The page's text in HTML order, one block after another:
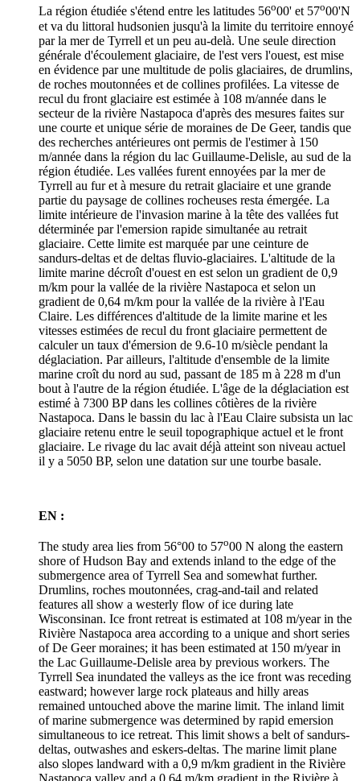
La région étudiée s'étend entre les latitudes 56o00' et 57o00'N
et va du littoral hudsonien jusqu'à la limite du territoire ennoyé
par la mer de Tyrrell et un peu au-delà. Une seule direction
générale d'écoulement glaciaire, de l'est vers l'ouest, est mise
en évidence par une multitude de polis glaciaires, de drumlins,
de roches moutonnées et de collines profilées. La vitesse de
recul du front glaciaire est estimée à 108 m/année dans le
secteur de la rivière Nastapoca d'après des mesures faites sur
une courte et unique série de moraines de De Geer, tandis que
des recherches antérieures ont permis de l'estimer à 150
m/année dans la région du lac Guillaume-Delisle, au sud de la
région étudiée. Les vallées furent ennoyées par la mer de
Tyrrell au fur et à mesure du retrait glaciaire et une grande
partie du paysage de collines rocheuses resta émergée. La
limite intérieure de l'invasion marine à la tête des vallées fut
déterminée par l'emersion rapide simultanée au retrait
glaciaire. Cette limite est marquée par une ceinture de
sandurs-deltas et de deltas fluvio-glaciaires. L'altitude de la
limite marine décroît d'ouest en est selon un gradient de 0,9
m/km pour la vallée de la rivière Nastapoca et selon un
gradient de 0,64 m/km pour la vallée de la rivière à l'Eau
Claire. Les différences d'altitude de la limite marine et les
vitesses estimées de recul du front glaciaire permettent de
calculer un taux d'émersion de 9.6-10 m/siècle pendant la
déglaciation. Par ailleurs, l'altitude d'ensemble de la limite
marine croît du nord au sud, passant de 185 m à 228 m d'un
bout à l'autre de la région étudiée. L'âge de la déglaciation est
estimé à 7300 BP dans les collines côtières de la rivière
Nastapoca. Dans le bassin du lac à l'Eau Claire subsista un lac
glaciaire retenu entre le seuil topographique actuel et le front
glaciaire. Le rivage du lac avait déjà atteint son niveau actuel
il y a 5050 BP, selon une datation sur une tourbe basale.
EN :
The study area lies from 56°00 to 57o00 N along the eastern
shore of Hudson Bay and extends inland to the edge of the
submergence area of Tyrrell Sea and somewhat further.
Drumlins, roches moutonnées, crag-and-tail and related
features all show a westerly flow of ice during late
Wisconsinan. Ice front retreat is estimated at 108 m/year in the
Rivière Nastapoca area according to a unique and short series
of De Geer moraines; it has been estimated at 150 m/year in
the Lac Guillaume-Delisle area by previous workers. The
Tyrrell Sea inundated the valleys as the ice front was receding
eastward; however large rock plateaus and hilly areas
remained untouched above the marine limit. The inland limit
of marine submergence was determined by rapid emersion
simultaneous to ice retreat. This limit shows a belt of sandurs-
deltas, outwashes and eskers-deltas. The marine limit plane
also slopes landward with a 0,9 m/km gradient in the Rivière
Nastapoca valley and a 0,64 m/km gradient in the Rivière à